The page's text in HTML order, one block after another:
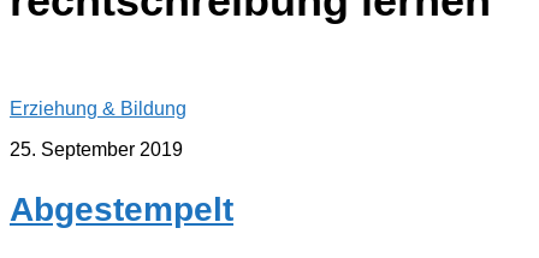
Erziehung & Bildung
25. September 2019
Abgestempelt